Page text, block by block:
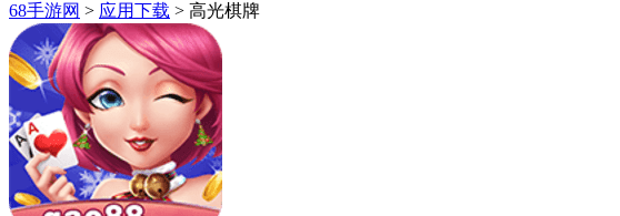
68手游网 > 应用下载 > 高光棋牌